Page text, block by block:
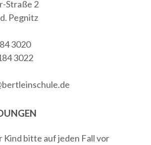
Straße 2
Pegnitz
3020
3022
Kind bitte auf jeden Fall vor